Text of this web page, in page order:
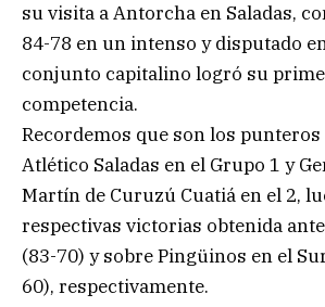
su visita a Antorcha en Saladas,
84-78 en un intenso y disputado
conjunto capitalino logró su
competencia.
Recordemos que son los
Atlético Saladas en el Grupo 1 y
Martín de Curuzú Cuatiá en el 2,
respectivas victorias obtenida
(83-70) y sobre Pingüinos en el
60), respectivamente.